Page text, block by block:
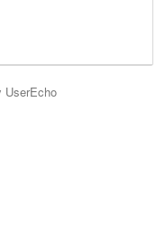
UserEcho